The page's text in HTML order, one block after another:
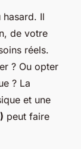
hasard. Il
de votre
réels.
? Ou opter
? La
et une
peut faire